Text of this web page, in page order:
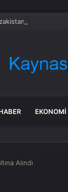
EKONOMI
Alındı